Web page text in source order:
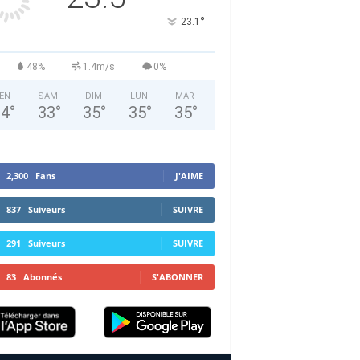
23.1 °
48% 1.4m/s 0%
°
SAM
33°
DIM
35°
LUN
35°
MAR
35°
2,300 Fans J'AIME
837 Suiveurs SUIVRE
291 Suiveurs SUIVRE
83 Abonnés S'ABONNER